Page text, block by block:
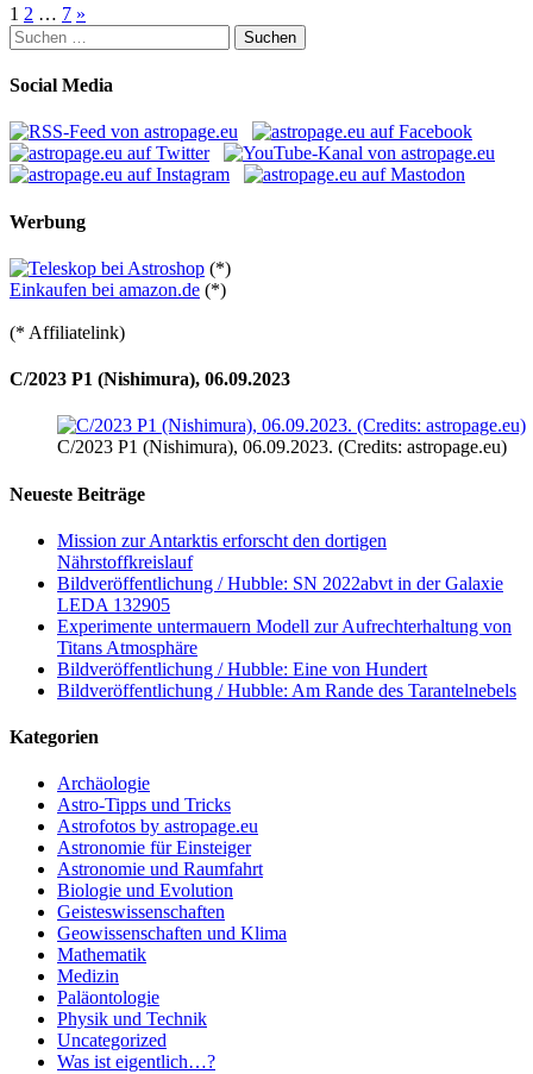
Seitennummerierung
der
Beiträge
1 2 … 7 »
Suchen
nach:
Social Media
Werbung
(*)
Einkaufen bei amazon.de (*)
(* Affiliatelink)
C/2023 P1 (Nishimura), 06.09.2023
C/2023 P1 (Nishimura), 06.09.2023. (Credits: astropage.eu)
Neueste Beiträge
Mission zur Antarktis erforscht den dortigen
Nährstoffkreislauf
Bildveröffentlichung / Hubble: SN 2022abvt in der Galaxie
LEDA 132905
Experimente untermauern Modell zur Aufrechterhaltung von
Titans Atmosphäre
Bildveröffentlichung / Hubble: Eine von Hundert
Bildveröffentlichung / Hubble: Am Rande des Tarantelnebels
Kategorien
Archäologie
Astro-Tipps und Tricks
Astrofotos by astropage.eu
Astronomie für Einsteiger
Astronomie und Raumfahrt
Biologie und Evolution
Geisteswissenschaften
Geowissenschaften und Klima
Mathematik
Medizin
Paläontologie
Physik und Technik
Uncategorized
Was ist eigentlich…?